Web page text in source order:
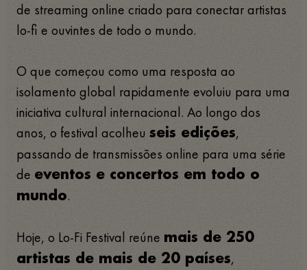
de streaming online criado para conectar artistas
lo-fi e ouvintes de todo o mundo.
O que começou como uma resposta ao
isolamento global rapidamente evoluiu para uma
iniciativa cultural internacional. Ao longo dos
anos, o festival acolheu seis edições,
passando de transmissões online para uma série
de eventos e concertos em todo o
mundo.
Hoje, o Lo-Fi Festival reúne mais de 250
artistas de mais de 20 países,